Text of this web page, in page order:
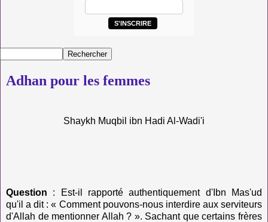
S'INSCRIRE
Adhan pour les femmes
Shaykh Muqbil ibn Hadi Al-Wadi'i
Question : Est-il rapporté authentiquement d'Ibn Mas'ud
qu'il a dit : « Comment pouvons-nous interdire aux serviteurs
d'Allah de mentionner Allah ? ». Sachant que certains frères